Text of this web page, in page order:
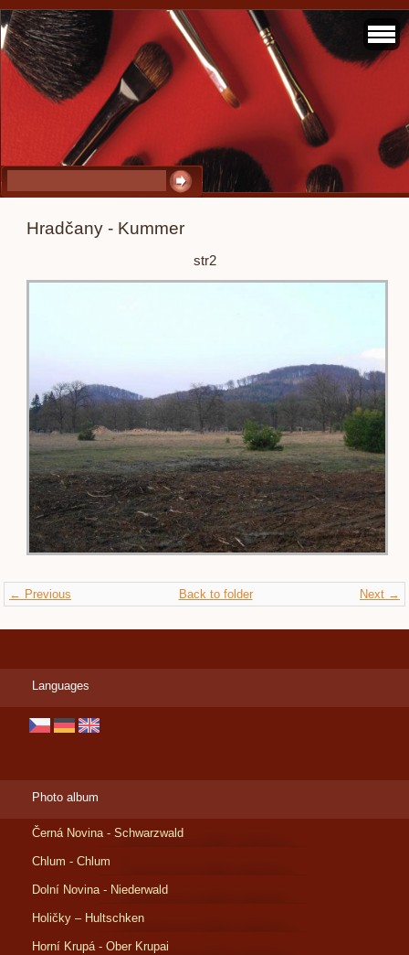
Hradčany - Kummer
str2
← Previous Next →
Back to folder
Languages
Photo album
Černá Novina - Schwarzwald
Chlum - Chlum
Dolní Novina - Niederwald
Holičky – Hultschken
Horní Krupá - Ober Krupai